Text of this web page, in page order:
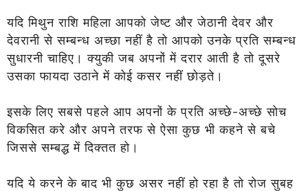
यदि मिथुन राशि महिला आपको जेष्ट और जेठानी देवर और
देवरानी से सम्बन्ध अच्छा नहीं है तो आपको उनके प्रति सम्बन्ध
सुधारनीचाहिए। क्युकी जब अपनों में दरार आती है तो दूसरे
उसका फायदा उठाने में कोई कसर नहीं छोड़ते।
इसके लिए सबसे पहले आप अपनों के प्रति अच्छे-अच्छे सोच
विकसित करे और अपने तरफ से ऐसा कुछ भी कहने से बचे
जिससे सम्बद्ध में दिक्तत हो।
यदि ये करने के बाद भी कुछ असर नहीं हो रहा है तो रोज सुबह